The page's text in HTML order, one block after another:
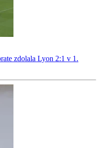
zdolala Lyon 2:1 v 1.